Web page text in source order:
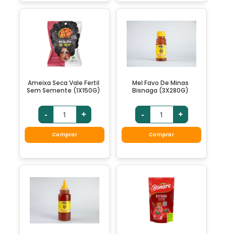
Ameixa Seca Vale Fertil
Sem Semente (1X150G)
- +
Comprar
Mel Favo De Minas
Bisnaga (3X280G)
- +
Comprar